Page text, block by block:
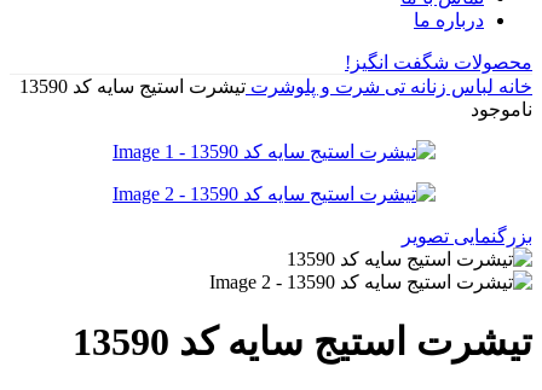
درباره ما
محصولات شگفت انگیز!
خانه لباس زنانه تی شرت و پلوشرت تیشرت استیج سایه کد 13590
ناموجود
بزرگنمایی تصویر
تیشرت استیج سایه کد 13590